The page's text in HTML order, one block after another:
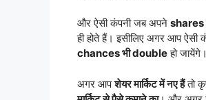
और ऐसी कंपनी जब अपने shares
ही होते हैं। इसीलिए अगर आप ऐसी
chances भी doubleहो जायेंगे।
अगर आपशेयर मार्किट में नए हैंतो